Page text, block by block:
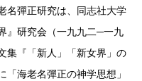
名彈正研究は、同志社大学
』研究会（一九九二─一九
集『「新人」「新女界」の
海老名彈正の神学思想」